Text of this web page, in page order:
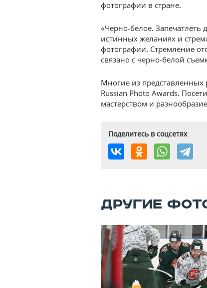
фотографии в стране.
«Черно-белое.
истинных желаниях и
фотографии. Стремление
связано с черно-белой
Многие из представленных
Russian Photo Awards.
мастерством и
Поделитесь в соцсетях
ДРУГИЕ